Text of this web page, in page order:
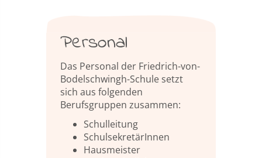
Personal
Das Personal der Friedrich-von-
Bodelschwingh-Schule setzt
sich aus folgenden
Berufsgruppen zusammen:
Schulleitung
SchulsekretärInnen
Hausmeister